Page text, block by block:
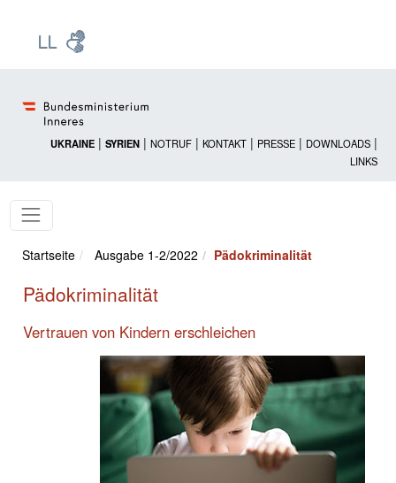
UKRAINE | SYRIEN | NOTRUF | KONTAKT | PRESSE | DOWNLOADS |
LINKS
Startseite Ausgabe 1-2/2022 Pädokriminalität
Pädokriminalität
Vertrauen von Kindern erschleichen